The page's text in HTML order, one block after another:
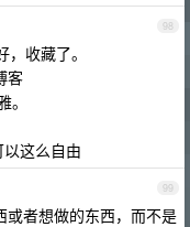
98
收藏了。
客
。
以这么自由
99
或者想做的东西，而不是